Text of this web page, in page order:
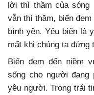
lời thì thầm của sóng
vẫn thì thầm, biển
bình yên. Yêu biển là
mất khi chúng ta đứng
Biển đem đến niềm
sống cho người đang
yêu người. Trong trái